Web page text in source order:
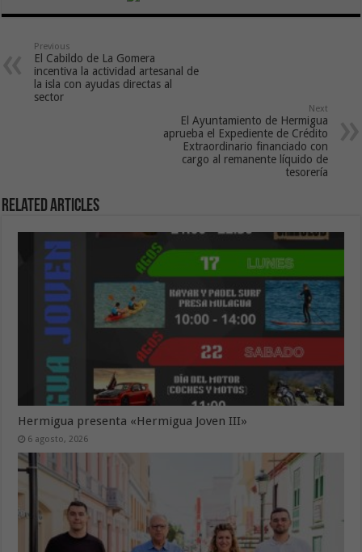
Previous
El Cabildo de La Gomera
incentiva la actividad artesanal de
la isla con ayudas directas al
sector
Next
El Ayuntamiento de Hermigua
aprueba el Expediente de Crédito
Extraordinario financiado con
cargo al remanente líquido de
tesorería
Related Articles
Hermigua presenta «Hermigua Joven III»
6 agosto, 2026